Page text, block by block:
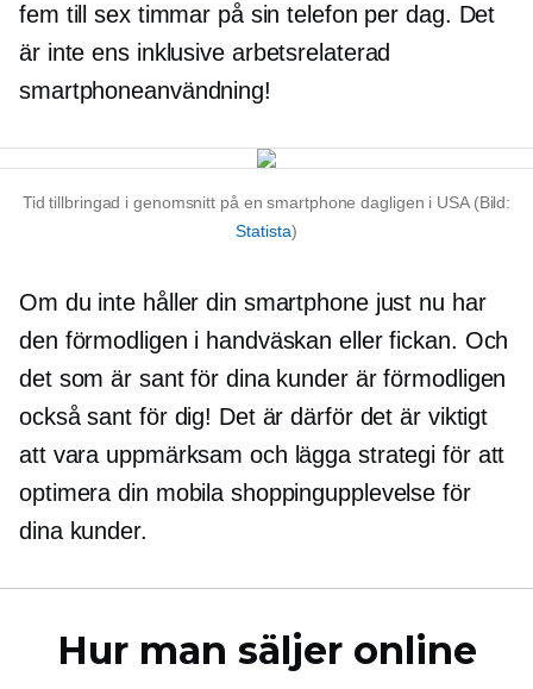
fem till sex timmar på sin telefon per dag. Det
är inte ens inklusive arbetsrelaterad
smartphoneanvändning!
Tid tillbringad i genomsnitt på en smartphone dagligen i USA (Bild:
Statista)
Om du inte håller din smartphone just nu har
den förmodligen i handväskan eller fickan. Och
det som är sant för dina kunder är förmodligen
också sant för dig! Det är därför det är viktigt
att vara uppmärksam och lägga strategi för att
optimera din mobila shoppingupplevelse för
dina kunder.
Hur man säljer online